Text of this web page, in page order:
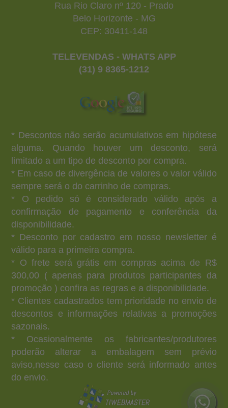
Rua Rio Claro nº 120 - Prado
Belo Horizonte - MG
CEP: 30411-148
TELEVENDAS - WHATS APP
(31) 9 8365-1212
* Descontos não serão acumulativos em hipótese
alguma. Quando houver um desconto, será
limitado a um tipo de desconto por compra.
* Em caso de divergência de valores o valor válido
sempre será o do carrinho de compras.
* O pedido só é considerado válido após a
confirmação de pagamento e conferência da
disponibilidade.
* Desconto por cadastro em nosso newsletter é
válido para a primeira compra.
* O frete será grátis em compras acima de R$
300,00 ( apenas para produtos participantes da
promoção ) confira as regras e a disponibilidade.
* Clientes cadastrados tem prioridade no envio de
descontos e informações relativas a promoções
sazonais.
* Ocasionalmente os fabricantes/produtores
poderão alterar a embalagem sem prévio
aviso,nesse caso o cliente será informado antes
do envio.